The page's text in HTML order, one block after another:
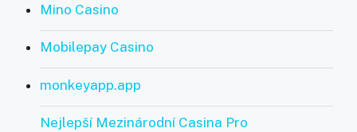
Mino Casino
Mobilepay Casino
monkeyapp.app
Nejlepší Mezinárodní Casina Pro